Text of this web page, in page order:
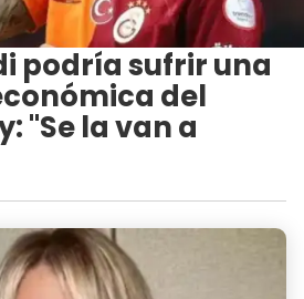
podría sufrir una
del
"Se la van a